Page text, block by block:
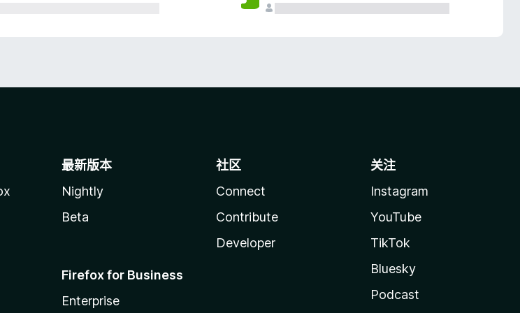
最新版本
Nightly
Beta
Firefox for Business
Enterprise
社区
Connect
Contribute
Developer
关注
Instagram
YouTube
TikTok
Bluesky
Podcast